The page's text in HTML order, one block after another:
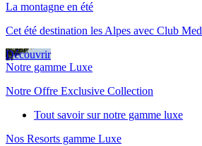
La montagne en été
Cet été destination les Alpes avec Club Med
Découvrir
Notre gamme Luxe
Notre Offre Exclusive Collection
Tout savoir sur notre gamme luxe
Nos Resorts gamme Luxe